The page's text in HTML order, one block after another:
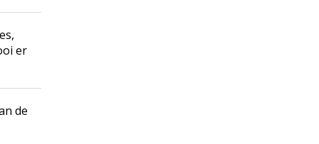
er
de